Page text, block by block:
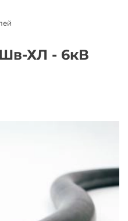
ХЛ - 6кВ